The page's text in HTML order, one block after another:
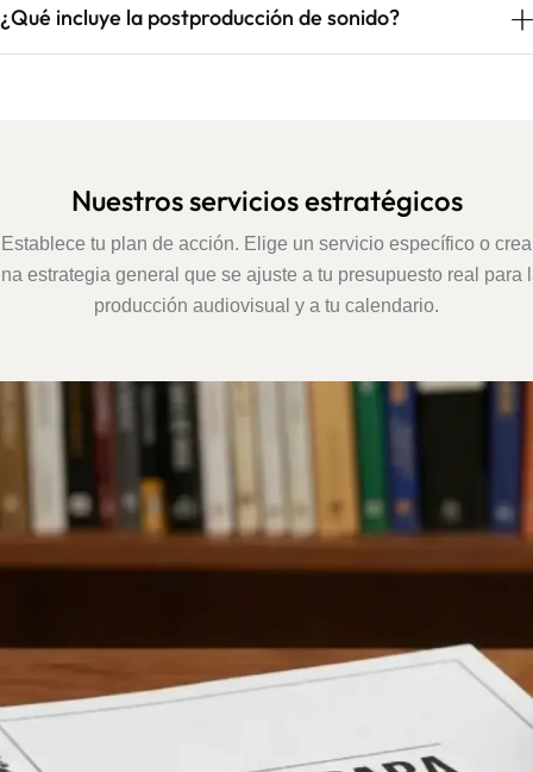
¿Qué incluye la postproducción de sonido?
Nuestros servicios estratégicos
Establece tu plan de acción. Elige un servicio específico o crea
estrategia general que se ajuste a tu presupuesto real para
producción audiovisual y a tu calendario.